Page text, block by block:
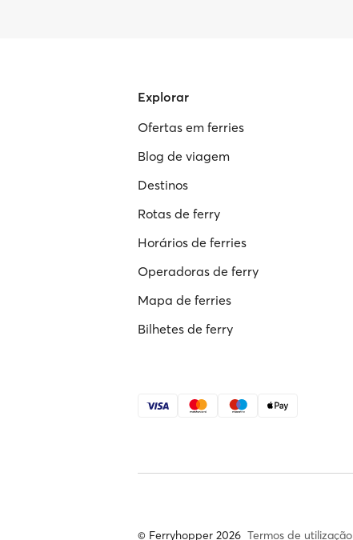
Explorar
Ofertas em ferries
Blog de viagem
Destinos
Rotas de ferry
Horários de ferries
Operadoras de ferry
Mapa de ferries
Bilhetes de ferry
© Ferryhopper 2026 Termos de utilização